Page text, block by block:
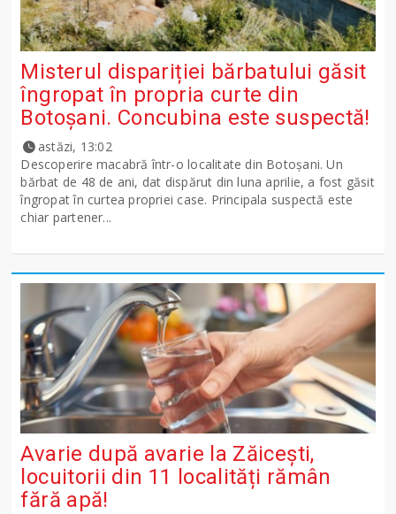
Misterul dispariției bărbatului găsit
îngropat în propria curte din
Botoșani. Concubina este suspectă!
astăzi, 13:02
Descoperire macabră într-o localitate din Botoșani. Un
bărbat de 48 de ani, dat dispărut din luna aprilie, a fost găsit
îngropat în curtea propriei case. Principala suspectă este
chiar partener...
Avarie după avarie la Zăicești,
locuitorii din 11 localități rămân
fără apă!